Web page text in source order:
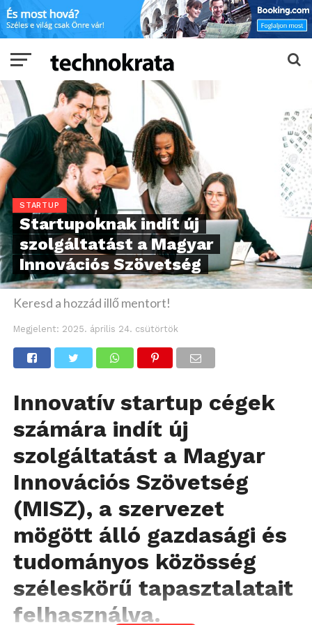
STARTUP
Startupoknak indít új
szolgáltatást a Magyar
Innovációs Szövetség
Keresd a hozzád illő mentort!
Megjelent: 2025. április 24. csütörtök
Innovatív startup cégek
számára indít új
szolgáltatást a Magyar
Innovációs Szövetség
(MISZ), a szervezet
mögött álló gazdasági és
tudományos közösség
széleskörű tapasztalatait
felhasználva.